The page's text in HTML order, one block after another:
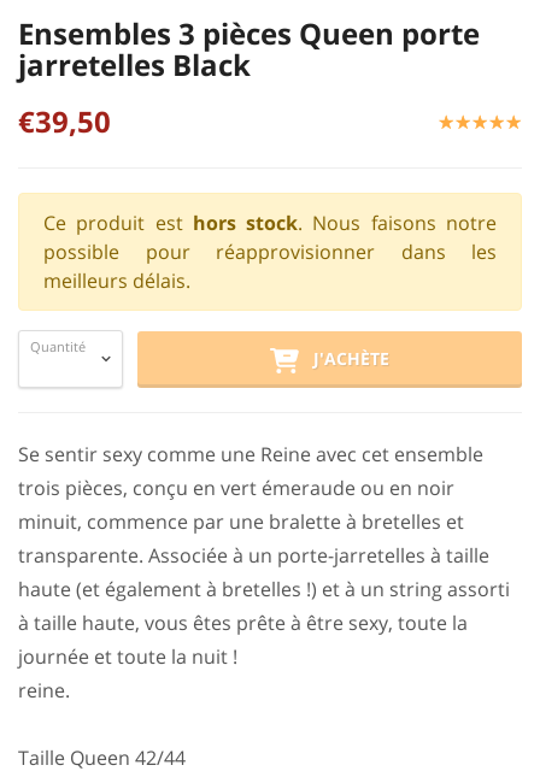
Ensembles 3 pièces Queen porte
jarretelles Black
€39,50
☆☆☆☆☆
★★★★★
Ce produit est hors stock. Nous faisons notre
possible pour réapprovisionner dans les
meilleurs délais.
Quantité
J'ACHÈTE
Se sentir sexy comme une Reine avec cet ensemble
trois pièces, conçu en vert émeraude ou en noir
minuit, commence par une bralette à bretelles et
transparente. Associée à un porte-jarretelles à taille
haute (et également à bretelles !) et à un string assorti
à taille haute, vous êtes prête à être sexy, toute la
journée et toute la nuit !
reine.
Taille Queen 42/44